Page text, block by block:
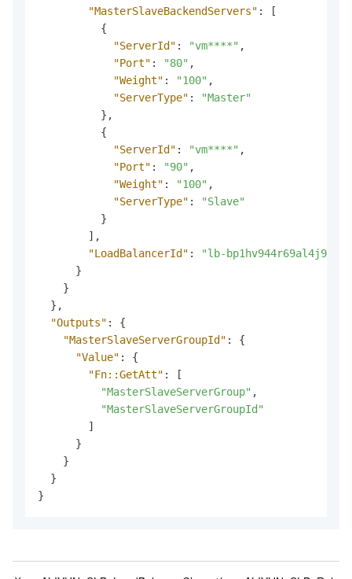
"MasterSlaveBackendServers" :
[
{
"ServerId" : "vm****" ,
"Port" : "80" ,
"Weight" : "100" ,
"ServerType" :
"Master"
} ,
{
"ServerId" : "vm****" ,
"Port" : "90" ,
"Weight" : "100" ,
"ServerType" :
"Slave"
}
] ,
"LoadBalancerId" :
"lb-
}
}
} ,
"Outputs" :
{
"MasterSlaveServerGroupId" :
{
"Value" :
{
"Fn::GetAtt" :
[
"MasterSlaveServerGroup" ,
"MasterSlaveServerGroupId"
]
}
}
}
}